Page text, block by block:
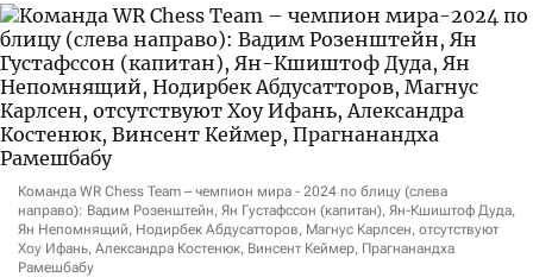
Команда WR Chess Team – чемпион мира - 2024 по блицу (слева
направо): Вадим Розенштейн, Ян Густафссон (капитан), Ян-Кшиштоф Дуда,
Ян Непомнящий, Нодирбек Абдусатторов, Магнус Карлсен, отсутствуют
Хоу Ифань, Александра Костенюк, Винсент Кеймер, Прагнанандха
Рамешбабу